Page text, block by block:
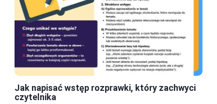
Jak napisać wstęp rozprawki, który zachwyci
czytelnika